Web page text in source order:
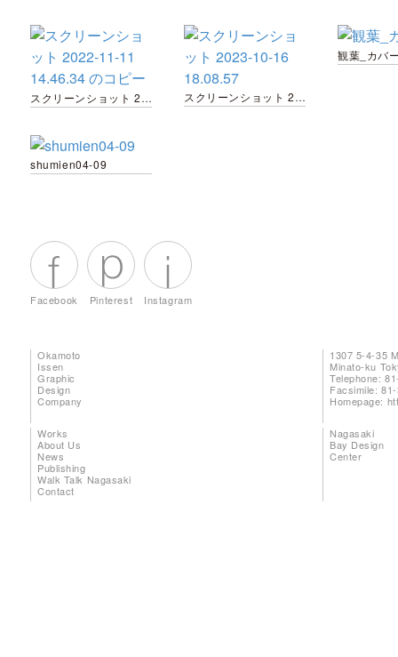
スクリーンショット 2022-11-11 14.46.34 のコピー スクリーンショット 2023-10-16 18.08.57
観葉_カバ
shumien04-09
Facebook Pinterest Instagram
Okamoto
Issen
Graphic
Design
Company
1307 5-4-35
Minato-ku
Telephone:
Facsimile:
Homepage:
Works
About Us
News
Publishing
Walk Talk Nagasaki
Contact
Nagasaki
Bay Design
Center